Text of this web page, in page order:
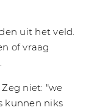
uit het veld.
of vraag
niet: "we
kunnen niks